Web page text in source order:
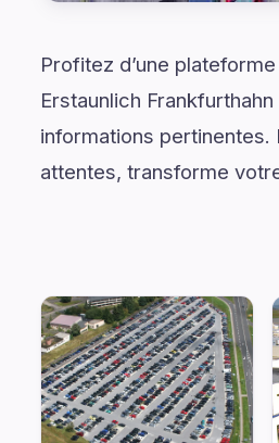
Profitez d’une
Erstaunlich
informations
attentes, transforme